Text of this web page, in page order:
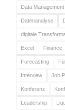
Data Management
Datenanalyse
digitale
Excel Finance
Forecasting
Interview Job
Konferenz
Leadership